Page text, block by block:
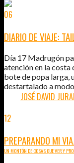
06
DIARIO DE VIAJE:
Día 17 Madrugón
atención en la costa
bote de popa larga,
destartalado a
JOSÉ DAVID
12
PREPARANDO MI
UN MONTÓN DE COSAS QUE VER Y